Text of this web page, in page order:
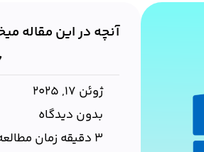
آنچه در این مقاله
ژوئن 17, 2025
بدون دیدگاه
3 دقیقه زمان مطالعه